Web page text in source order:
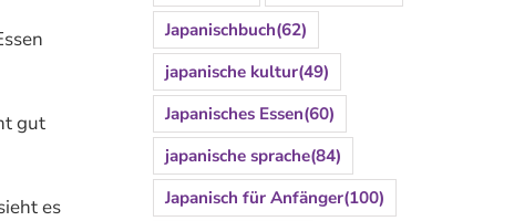
gut
es
Japanischbuch(62)
japanische kultur(49)
Japanisches Essen(60)
japanische sprache(84)
Japanisch für Anfänger(100)